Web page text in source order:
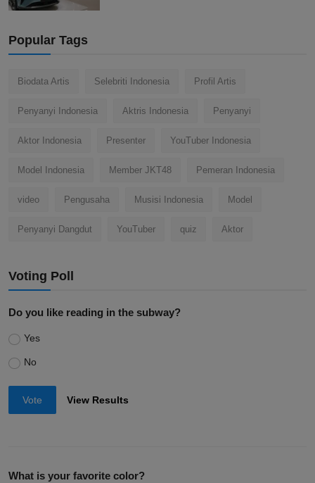
Popular Tags
Biodata Artis Selebriti Indonesia Profil Artis
Penyanyi Indonesia Aktris Indonesia Penyanyi
Aktor Indonesia Presenter YouTuber Indonesia
Model Indonesia Member JKT48 Pemeran Indonesia
video Pengusaha Musisi Indonesia Model
Penyanyi Dangdut YouTuber quiz Aktor
Voting Poll
Do you like reading in the subway?
Yes
No
Vote View Results
What is your favorite color?